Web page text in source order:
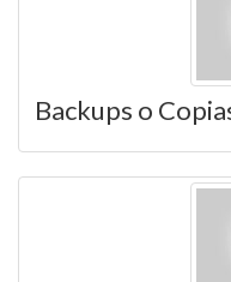
Backups o